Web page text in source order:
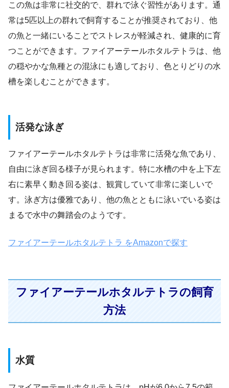
この魚は非常に社交的で、群れで泳ぐ習性があります。通
常は5匹以上の群れで飼育することが推奨されており、他
の魚と一緒にいることでストレスが軽減され、健康的に育
つことができます。ファイアーテールホタルテトラは、他
の穏やかな魚種との混泳にも適しており、色とりどりの水
槽を楽しむことができます。
活発な泳ぎ
ファイアーテールホタルテトラは非常に活発な魚であり、
自由に泳ぎ回る様子が見られます。特に水槽の中を上下左
右に素早く動き回る姿は、観賞していて非常に楽しいで
す。泳ぎ方は優雅であり、他の魚とともに泳いでいる姿は
まるで水中の舞踏会のようです。
ファイアーテールホタルテトラ をAmazonで探す
ファイアーテールホタルテトラの飼育
方法
水質